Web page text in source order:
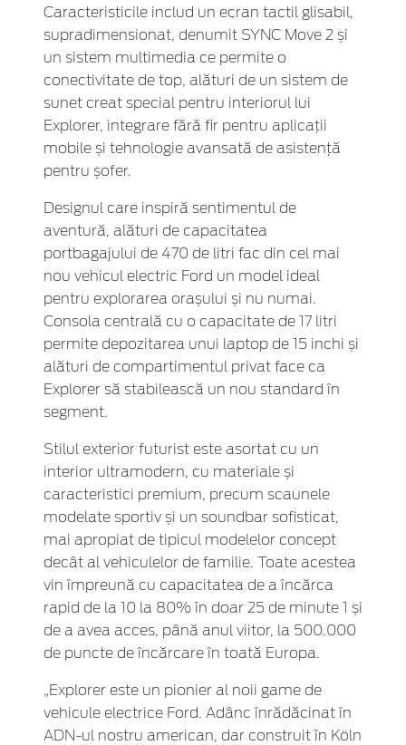
Caracteristicile includ un ecran tactil glisabil,
supradimensionat, denumit SYNC Move 2 și
un sistem multimedia ce permite o
conectivitate de top, alături de un sistem de
sunet creat special pentru interiorul lui
Explorer, integrare fără fir pentru aplicații
mobile și tehnologie avansată de asistență
pentru șofer.
Designul care inspiră sentimentul de
aventură, alături de capacitatea
portbagajului de 470 de litri fac din cel mai
nou vehicul electric Ford un model ideal
pentru explorarea orașului și nu numai.
Consola centrală cu o capacitate de 17 litri
permite depozitarea unui laptop de 15 inchi și
alături de compartimentul privat face ca
Explorer să stabilească un nou standard în
segment.
Stilul exterior futurist este asortat cu un
interior ultramodern, cu materiale și
caracteristici premium, precum scaunele
modelate sportiv și un soundbar sofisticat,
mai apropiat de tipicul modelelor concept
decât al vehiculelor de familie. Toate acestea
vin împreună cu capacitatea de a încărca
rapid de la 10 la 80% în doar 25 de minute 1 și
de a avea acces, până anul viitor, la 500.000
de puncte de încărcare în toată Europa.
„Explorer este un pionier al noii game de
vehicule electrice Ford. Adânc înrădăcinat în
ADN-ul nostru american, dar construit în Köln